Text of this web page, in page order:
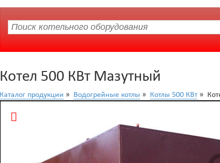
Котел 500 КВт Мазутный
Каталог продукции » Водогрейные котлы » Котлы 500 КВт»